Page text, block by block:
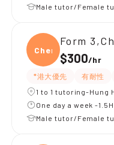
Male tutor/Female
Chemi
Form
$300/hr
*港大優先 有耐性
1 to 1 tutoring-Hung
One day a week -
Male tutor/Female